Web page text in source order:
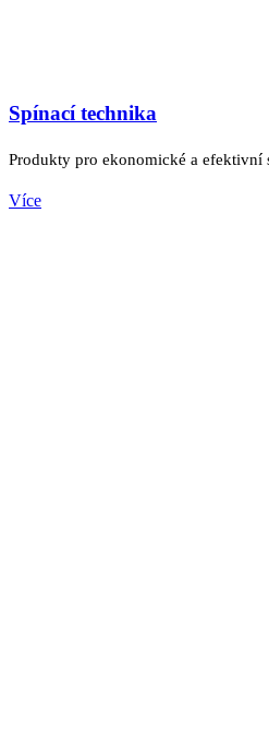
Spínací technika
Produkty pro ekonomické a efektivní
Více